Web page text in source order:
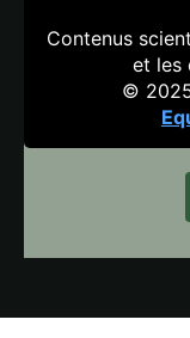
Contenus
et les
©
Search